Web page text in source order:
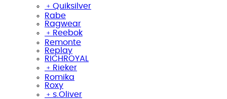
﹢ Quiksilver
Rabe
Ragwear
﹢ Reebok
Remonte
Replay
RICHROYAL
﹢ Rieker
Romika
Roxy
﹢ s.Oliver